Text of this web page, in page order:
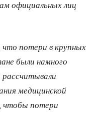
официальных лиц
что потери в крупных
были намного
рассчитывали
медицинской
чтобы потери